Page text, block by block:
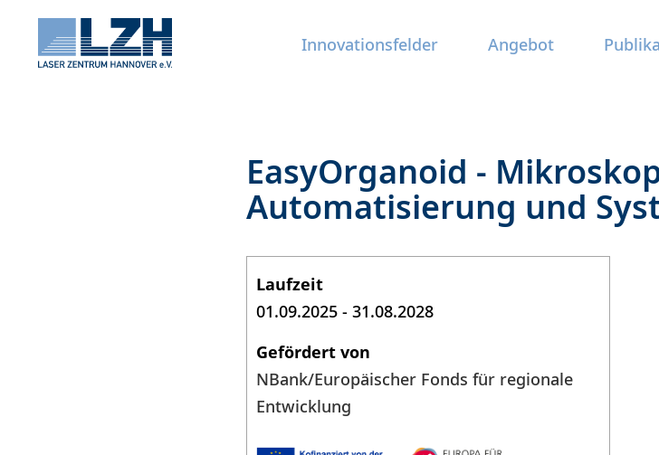
Innovationsfelder Angebot
EasyOrganoid -
Automatisierung und
Laufzeit
01.09.2025 - 31.08.2028
Gefördert von
NBank/Europäischer Fonds für regionale
Entwicklung